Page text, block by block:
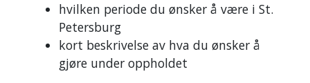
hvilken periode du ønsker å være i St.
Petersburg
kort beskrivelse av hva du ønsker å
gjøre under oppholdet